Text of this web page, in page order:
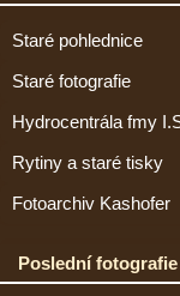
Staré pohlednice
Staré fotografie
Hydrocentrála fmy
Rytiny a staré tisky
Fotoarchiv Kashofer
Poslední fotografie